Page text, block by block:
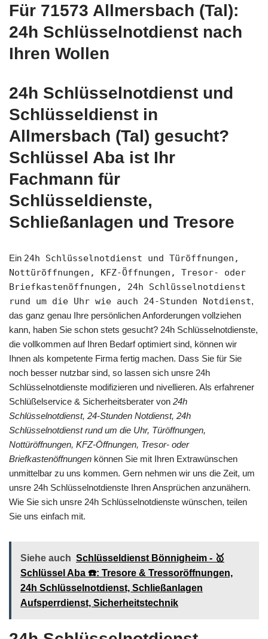
Für 71573 Allmersbach (Tal):
24h Schlüsselnotdienst nach
Ihren Wollen
24h Schlüsselnotdienst und
Schlüsseldienst in
Allmersbach (Tal) gesucht?
Schlüssel Aba ist Ihr
Fachmann für
Schlüsseldienste,
Schließanlagen und Tresore
Ein 24h Schlüsselnotdienst und Türöffnungen,
Nottüröffnungen, KFZ-Öffnungen, Tresor- oder
Briefkastenöffnungen, 24h Schlüsselnotdienst
rund um die Uhr wie auch 24-Stunden Notdienst,
das ganz genau Ihre persönlichen Anforderungen vollziehen
kann, haben Sie schon stets gesucht? 24h Schlüsselnotdienste,
die vollkommen auf Ihren Bedarf optimiert sind, können wir
Ihnen als kompetente Firma fertig machen. Dass Sie für Sie
noch besser nutzbar sind, so lassen sich unsre 24h
Schlüsselnotdienste modifizieren und nivellieren. Als erfahrener
Schlüßelservice & Sicherheitsberater von 24h
Schlüsselnotdienst, 24-Stunden Notdienst, 24h
Schlüsselnotdienst rund um die Uhr, Türöffnungen,
Nottüröffnungen, KFZ-Öffnungen, Tresor- oder
Briefkastenöffnungen können Sie mit Ihren Extrawünschen
unmittelbar zu uns kommen. Gern nehmen wir uns die Zeit, um
unsre 24h Schlüsselnotdienste Ihren Ansprüchen anzunähern.
Wie Sie sich unsre 24h Schlüsselnotdienste wünschen, teilen
Sie uns einfach mit.
Siehe auch Schlüsseldienst Bönnigheim - 🥇
Schlüssel Aba ☎️: Tresore & Tressoröffnungen,
24h Schlüsselnotdienst, Schließanlagen
Aufsperrdienst, Sicherheitstechnik